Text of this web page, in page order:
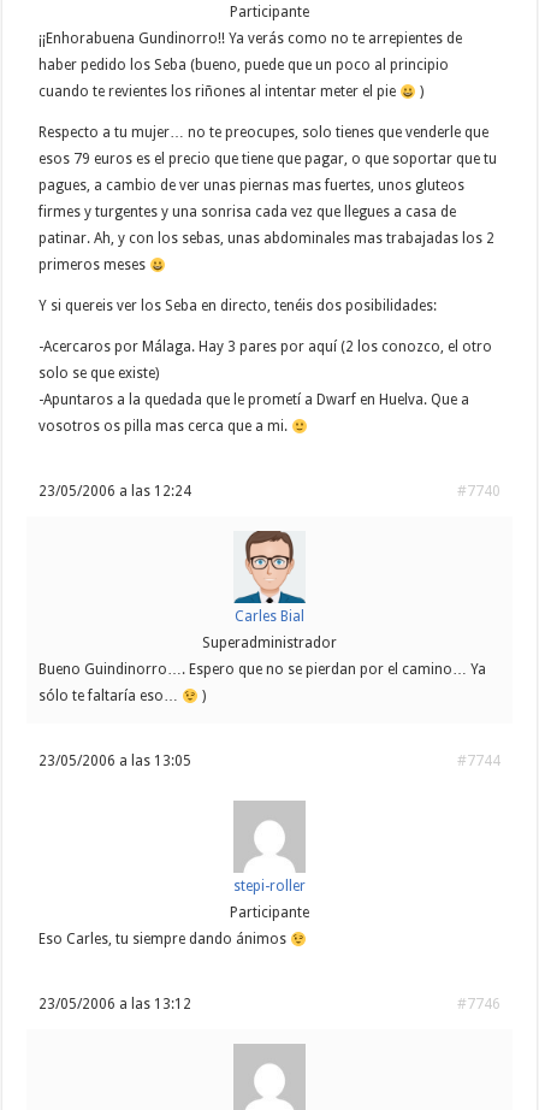
Participante
¡¡Enhorabuena Gundinorro!! Ya verás como no te arrepientes de
haber pedido los Seba (bueno, puede que un poco al principio
cuando te revientes los riñones al intentar meter el pie
)
Respecto a tu mujer… no te preocupes, solo tienes que venderle que
esos 79 euros es el precio que tiene que pagar, o que soportar que tu
pagues, a cambio de ver unas piernas mas fuertes, unos gluteos
firmes y turgentes y una sonrisa cada vez que llegues a casa de
patinar. Ah, y con los sebas, unas abdominales mas trabajadas los 2
primeros meses
Y si quereis ver los Seba en directo, tenéis dos posibilidades:
-Acercaros por Málaga. Hay 3 pares por aquí (2 los conozco, el otro
solo se que existe)
-Apuntaros a la quedada que le prometí a Dwarf en Huelva. Que a
vosotros os pilla mas cerca que a mi.
23/05/2006 a las 12:24 #7740
Carles Bial
Superadministrador
Bueno Guindinorro…. Espero que no se pierdan por el camino… Ya
sólo te faltaría eso…
)
23/05/2006 a las 13:05 #7744
stepi-roller
Participante
Eso Carles, tu siempre dando ánimos
23/05/2006 a las 13:12 #7746